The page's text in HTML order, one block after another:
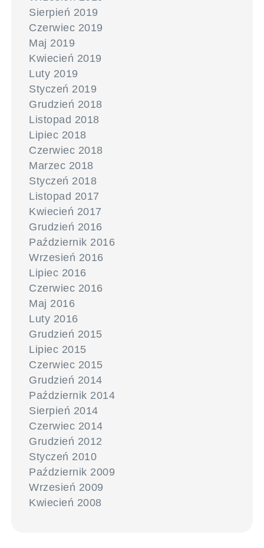
Sierpień 2019
Czerwiec 2019
Maj 2019
Kwiecień 2019
Luty 2019
Styczeń 2019
Grudzień 2018
Listopad 2018
Lipiec 2018
Czerwiec 2018
Marzec 2018
Styczeń 2018
Listopad 2017
Kwiecień 2017
Grudzień 2016
Październik 2016
Wrzesień 2016
Lipiec 2016
Czerwiec 2016
Maj 2016
Luty 2016
Grudzień 2015
Lipiec 2015
Czerwiec 2015
Grudzień 2014
Październik 2014
Sierpień 2014
Czerwiec 2014
Grudzień 2012
Styczeń 2010
Październik 2009
Wrzesień 2009
Kwiecień 2008